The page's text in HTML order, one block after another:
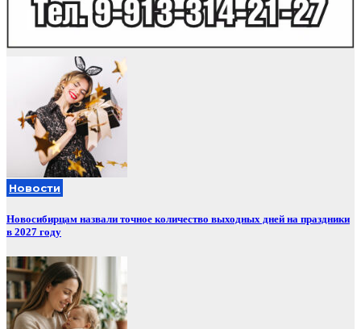
Новости
Новосибирцам назвали точное количество выходных дней на праздники
в 2027 году